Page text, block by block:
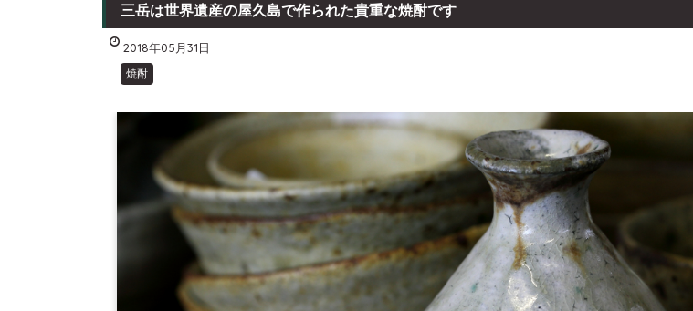
三岳は世界遺産の屋久島で作られた貴重な焼酎です
2018年05月31日
焼酎